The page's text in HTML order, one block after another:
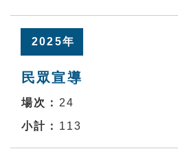
2025年
民眾宣導
24
113